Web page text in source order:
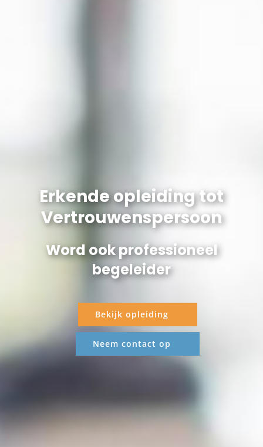
Erkende opleiding tot
Vertrouwenspersoon
Word ook professioneel
begeleider
Bekijk opleiding
Neem contact op